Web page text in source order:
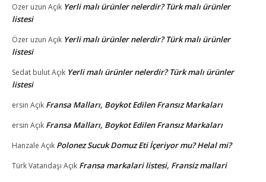
Ozer uzun Açık Yerli malı ürünler nelerdir? Türk malı ürünler
listesi
Özer uzun Açık Yerli malı ürünler nelerdir? Türk malı ürünler
listesi
Sedat bulutAçık Yerli malı ürünler nelerdir? Türk malı ürünler
listesi
ersin Açık Fransa Malları, Boykot Edilen Fransız Markaları
ersin Açık Fransa Malları, Boykot Edilen Fransız Markaları
Hanzale Açık Polonez Sucuk Domuz Eti İçeriyor mu? Helal mi?
Türk Vatandaşı Açık Fransa markalari listesi, Fransiz mallari